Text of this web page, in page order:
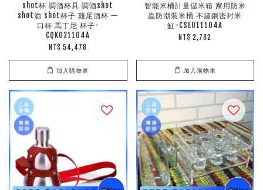
shot杯 調酒杯具 調酒shot
shot酒 shot杯子 雞尾酒杯 一
口杯 馬丁尼 杯子-
CQK021104A
NT$ 54,478
加入購物車
智能米桶計量儲米箱 家用防米
蟲防潮裝米桶 不鏽鋼密封米
缸-CSE011104A
NT$ 2,782
加入購物車